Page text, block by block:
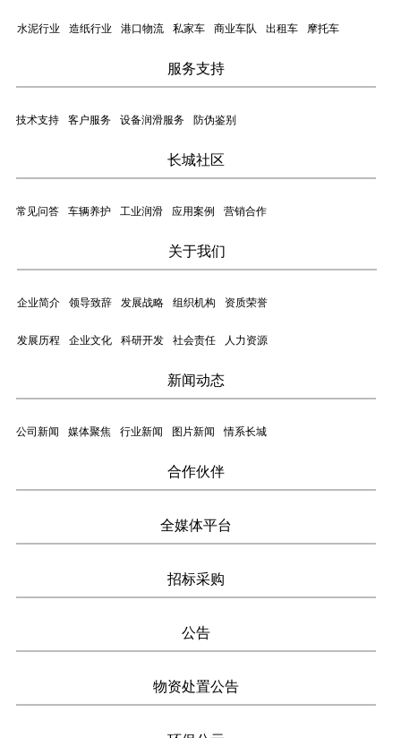
水泥行业 造纸行业 港口物流 私家车 商业车队 出租车 摩托车
服务支持
技术支持 客户服务 设备润滑服务 防伪鉴别
长城社区
常见问答 车辆养护 工业润滑 应用案例 营销合作
关于我们
企业简介 领导致辞 发展战略 组织机构 资质荣誉
发展历程 企业文化 科研开发 社会责任 人力资源
新闻动态
公司新闻 媒体聚焦 行业新闻 图片新闻 情系长城
合作伙伴
全媒体平台
招标采购
公告
物资处置公告